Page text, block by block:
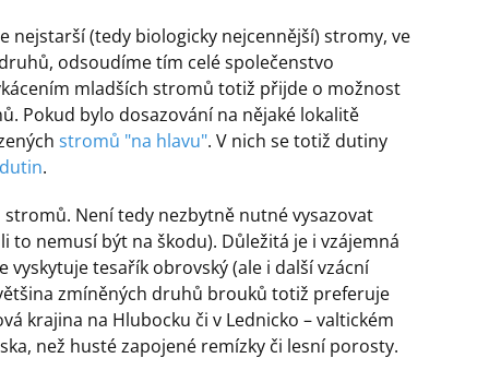
nejstarší (tedy biologicky nejcennější) stromy, ve
odsoudíme tím celé společenstvo
mladších stromů totiž přijde o možnost
Pokud bylo dosazování na nějaké lokalitě
stromů "na hlavu". V nich se totiž dutiny
.
Není tedy nezbytně nutné vysazovat
nemusí být na škodu). Důležitá je i vzájemná
tesařík obrovský (ale i další vzácní
zmíněných druhů brouků totiž preferuje
krajina na Hlubocku či v Lednicko – valtickém
než husté zapojené remízky či lesní porosty.